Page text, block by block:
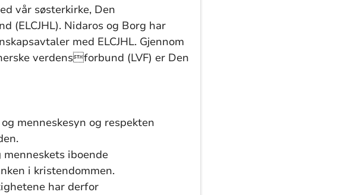
vår søsterkirke, Den
(ELCJHL). Nidaros og Borg har
med ELCJHL. Gjennom
verdensforbund (LVF) er Den
menneskesyn og respekten
iboende
i kristendommen.
har derfor